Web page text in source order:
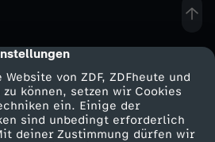
von ZDF, ZDFheute und
können, setzen wir Cookies
ein. Einige der
sind unbedingt erforderlich
deiner Zustimmung dürfen wir